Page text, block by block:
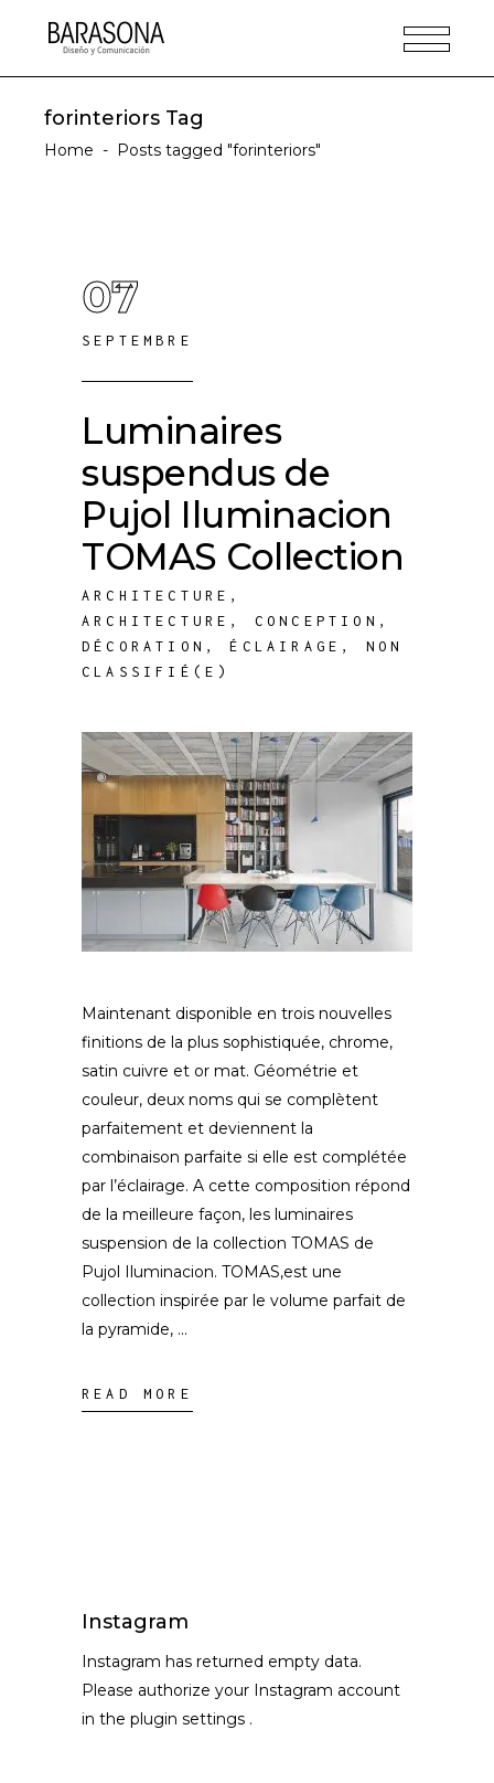
forinteriors Tag
Home - Posts tagged "forinteriors"
07
SEPTEMBRE
Luminaires
suspendus de
Pujol Iluminacion
TOMAS Collection
ARCHITECTURE ,
ARCHITECTURE , CONCEPTION ,
DÉCORATION ,ÉCLAIRAGE , NON
CLASSIFIÉ(E)
Maintenant disponible en trois nouvelles
finitions de la plus sophistiquée, chrome,
satin cuivre et or mat. Géométrie et
couleur, deux noms qui se complètent
parfaitement et deviennent la
combinaison parfaite si elle est complétée
par l’éclairage. A cette composition répond
de la meilleure façon, les luminaires
suspension de la collection TOMAS de
Pujol Iluminacion. TOMAS,est une
collection inspirée par le volume parfait de
la pyramide,
READ MORE
Instagram
Instagram has returned empty data.
Please authorize your Instagram account
in the plugin settings .